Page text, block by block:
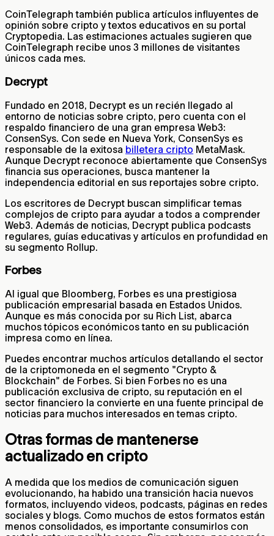
CoinTelegraph también publica artículos influyentes de
opinión sobre cripto y textos educativos en su portal
Cryptopedia. Las estimaciones actuales sugieren que
CoinTelegraph recibe unos 3 millones de visitantes
únicos cada mes.
Decrypt
Fundado en 2018, Decrypt es un recién llegado al
entorno de noticias sobre cripto, pero cuenta con el
respaldo financiero de una gran empresa Web3:
ConsenSys. Con sede en Nueva York, ConsenSys es
responsable de la exitosa billetera cripto MetaMask.
Aunque Decrypt reconoce abiertamente que ConsenSys
financia sus operaciones, busca mantener la
independencia editorial en sus reportajes sobre cripto.
Los escritores de Decrypt buscan simplificar temas
complejos de cripto para ayudar a todos a comprender
Web3. Además de noticias, Decrypt publica podcasts
regulares, guías educativas y artículos en profundidad en
su segmento Rollup.
Forbes
Al igual que Bloomberg, Forbes es una prestigiosa
publicación empresarial basada en Estados Unidos.
Aunque es más conocida por su Rich List, abarca
muchos tópicos económicos tanto en su publicación
impresa como en línea.
Puedes encontrar muchos artículos detallando el sector
de la criptomoneda en el segmento "Crypto &
Blockchain" de Forbes. Si bien Forbes no es una
publicación exclusiva de cripto, su reputación en el
sector financiero la convierte en una fuente principal de
noticias para muchos interesados en temas cripto.
Otras formas de mantenerse
actualizado en cripto
A medida que los medios de comunicación siguen
evolucionando, ha habido una transición hacia nuevos
formatos, incluyendo videos, podcasts, páginas en redes
sociales y blogs. Como muchos de estos formatos están
menos consolidados, es importante consumirlos con